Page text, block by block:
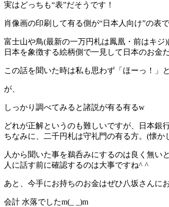
実はどっちも“表”だそうです！
肖像画の印刷して有る側が“日本人向け”の表で
富士山や鳥(最新の一万円札は鳳凰・前はキジ
日本を象徴する絵柄側で一見して日本のお金
この話を聞いた時は私も思わず「ほーっ！」
が、
しっかり調べてみると諸説が有る有るw
どれが正解というのも難しいですが、日本銀
ちなみに、二千円札は守礼門の有る方。(懐
人から聞いた事を鵜呑みにするのは良く無い
人に話す前に確認するのは大事ですね^ ^
あと、今手にお持ちのお金はぜひ八坂さんに
会計 水落でしたm(_ _)m